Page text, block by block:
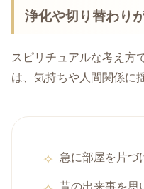
浄化や切り替わり
スピリチュアルな考え方
は、気持ちや人間関係に
急に部屋を片づ